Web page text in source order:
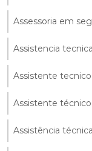
Assessoria em
Assistencia
Assistente
Assistente
Assistência